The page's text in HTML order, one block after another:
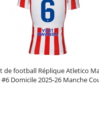
de football Réplique Atletico
#6 Domicile 2025-26 Manche